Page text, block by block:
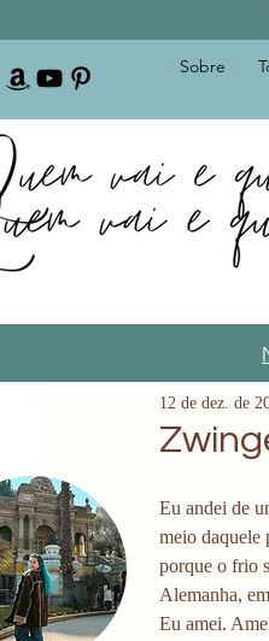
Sobre
12 de dez. de
Eu andei de
meio daquele
porque o frio
Alemanha,
Eu amei.